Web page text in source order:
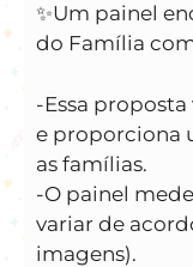
✨️Um painel
do Família
-Essa
e proporciona
as famílias.
-O painel
variar de
imagens).